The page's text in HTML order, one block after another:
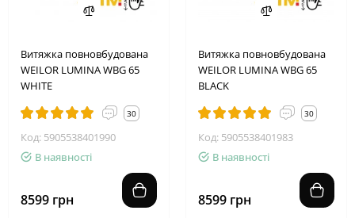
Витяжка повновбудована
WEILOR LUMINA WBG 65
WHITE
30
Код: 5905538401990
В наявності
8599 грн
Витяжка повновбудована
WEILOR LUMINA WBG 65
BLACK
30
Код: 5905538401983
В наявності
8599 грн